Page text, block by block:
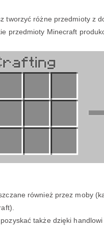
tworzyć różne przedmioty z
przedmioty Minecraft
również przez moby
także dzięki